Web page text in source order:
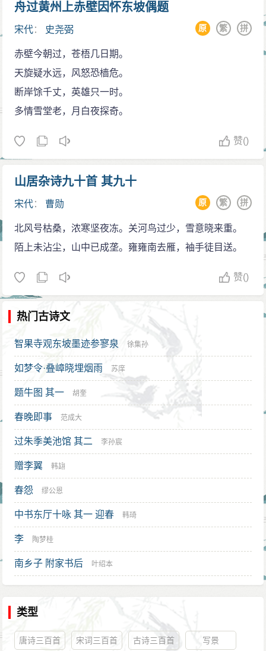
舟过黄州上赤壁因怀东坡偶题
宋代： 史尧弼 拼
繁
原
赤壁今朝过，苍梧几日期。
天旋疑水远，风怒恐樯危。
断岸馀千丈，英雄只一时。
多情雪堂老，月白夜探奇。
赞()
山居杂诗九十首 其九十
宋代： 曹勋 拼
繁
原
北风号枯桑，浓寒坚夜冻。关河鸟过少，雪意晓来重。
陌上未沾尘，山中已成垄。雍雍南去雁，袖手徒目送。
赞()
热门古诗文
智果寺观东坡墨迹参寥泉 徐集孙
如梦令·叠嶂晓埋烟雨 苏庠
题牛图 其一 胡奎
春晚即事 范成大
过朱季美池馆 其二 李孙宸
赠李翼 韩翃
春怨 缪公恩
中书东厅十咏 其一 迎春 韩琦
李 陶梦桂
南乡子 附家书后 叶绍本
类型
唐诗三百首 宋词三百首 古诗三百首 写景